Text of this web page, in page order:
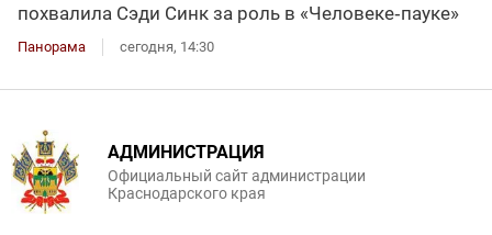
похвалила Сэди Синк за роль в «Человеке‑пауке»
Панорама сегодня, 14:30
АДМИНИСТРАЦИЯ
Официальный сайт администрации
Краснодарского края